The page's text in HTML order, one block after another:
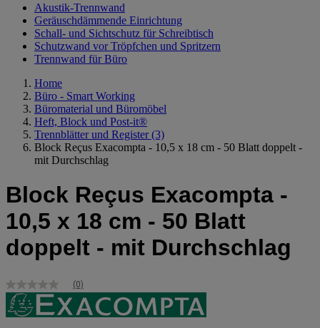
Akustik-Trennwand
Geräuschdämmende Einrichtung
Schall- und Sichtschutz für Schreibtisch
Schutzwand vor Tröpfchen und Spritzern
Trennwand für Büro
Home
Büro - Smart Working
Büromaterial und Büromöbel
Heft, Block und Post-it®
Trennblätter und Register (3)
Block Reçus Exacompta - 10,5 x 18 cm - 50 Blatt doppelt -
mit Durchschlag
Block Reçus Exacompta -
10,5 x 18 cm - 50 Blatt
doppelt - mit Durchschlag
Kein
Bewertungswert
Link
(0)